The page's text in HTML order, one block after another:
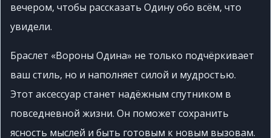
вечером, чтобы рассказать Одину обо всём, что
увидели.
Браслет «Вороны Одина» не только подчёркивает
ваш стиль, но и наполняет силой и мудростью.
Этот аксессуар станет надёжным спутником в
повседневной жизни. Он поможет сохранить
ясность мыслей и быть готовым к новым вызовам.